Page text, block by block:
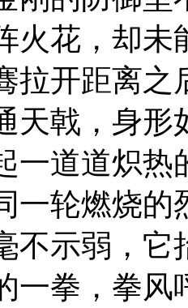
火花，却未
拉开距离之
天戟，身形
一道道炽热
一轮燃烧的
不示弱，它
一拳，拳风